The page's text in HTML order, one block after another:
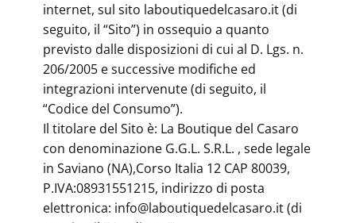
internet, sul sito laboutiquedelcasaro.it (di
seguito, il “Sito”) in ossequio a quanto
previsto dalle disposizioni di cui al D. Lgs. n.
206/2005 e successive modifiche ed
integrazioni intervenute (di seguito, il
“Codice del Consumo”).
Il titolare del Sito è: La Boutique del Casaro
con denominazione G.G.L. S.R.L. , sede legale
in Saviano (NA),Corso Italia 12 CAP 80039,
P.IVA:08931551215, indirizzo di posta
elettronica: info@laboutiquedelcasaro.it (di